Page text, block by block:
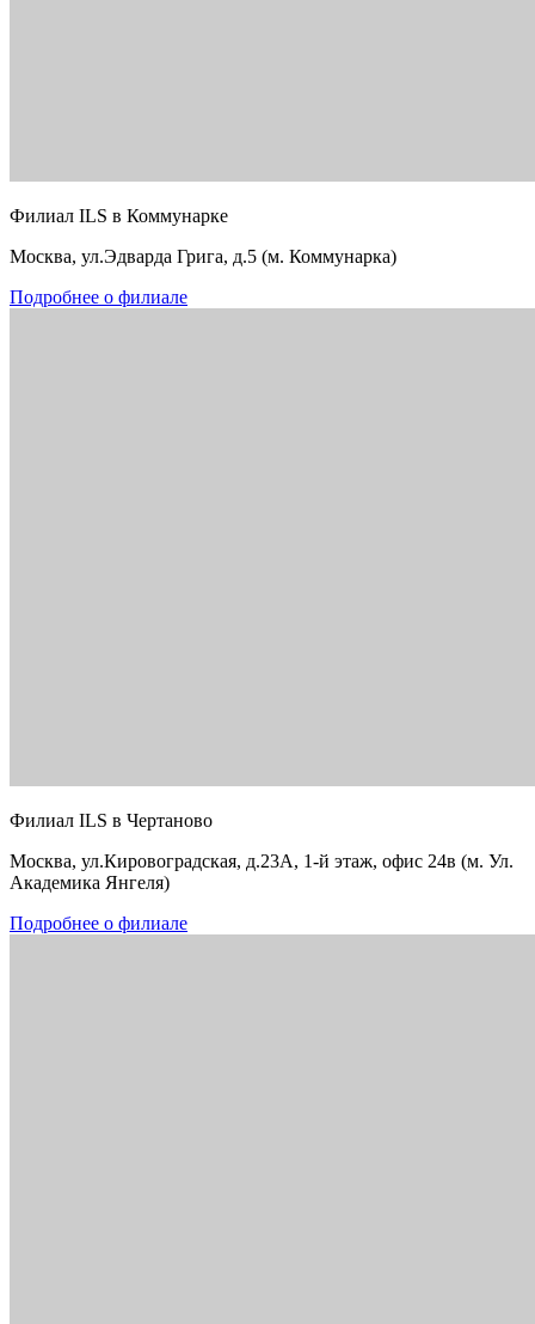
Филиал ILS в Коммунарке
Москва, ул.Эдварда Грига, д.5 (м. Коммунарка)
Подробнее о филиале
Филиал ILS в Чертаново
Москва, ул.Кировоградская, д.23А, 1-й этаж, офис 24в (м. Ул.
Академика Янгеля)
Подробнее о филиале